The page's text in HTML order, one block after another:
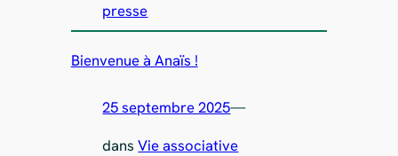
presse
Bienvenue à Anaïs !
25 septembre 2025—
dansVie associative